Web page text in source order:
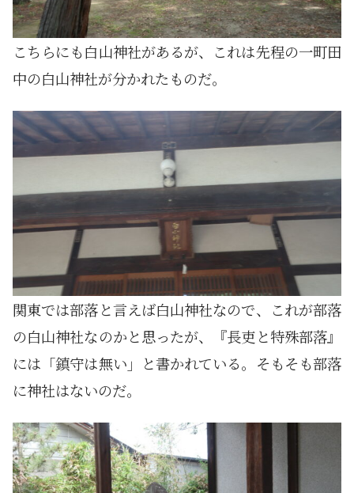
こちらにも白山神社があるが、これは先程の一町田
中の白山神社が分かれたものだ。
関東では部落と言えば白山神社なので、これが部落
の白山神社なのかと思ったが、『長吏と特殊部落』
には「鎮守は無い」と書かれている。そもそも部落
に神社はないのだ。